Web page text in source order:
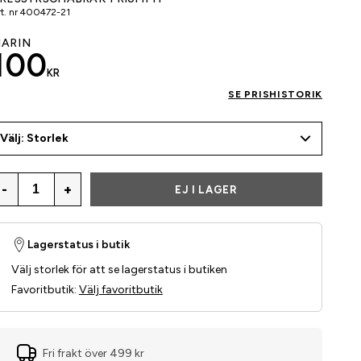
nr 400472-21
KR
SE PRISHISTORIK
Välj: Storlek
- + EJ I LAGER
Lagerstatus i butik
Välj storlek för att se lagerstatus i butiken
Favoritbutik: Välj favoritbutik
Fri frakt över 499 kr